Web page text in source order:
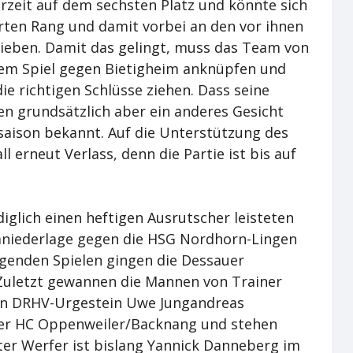
auf dem sechsten Platz und könnte sich
Rang und damit vorbei an den vor ihnen
Damit das gelingt, muss das Team von
Spiel gegen Bietigheim anknüpfen und
richtigen Schlüsse ziehen. Dass seine
grundsätzlich aber ein anderes Gesicht
bekannt. Auf die Unterstützung des
erneut Verlass, denn die Partie ist bis auf
einen heftigen Ausrutscher leisteten
gegen die HSG Nordhorn-Lingen
Spielen gingen die Dessauer
gewannen die Mannen von Trainer
DRHV-Urgestein Uwe Jungandreas
HC Oppenweiler/Backnang und stehen
Werfer ist bislang Yannick Danneberg im